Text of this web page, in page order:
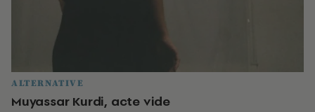
ALTERNATIVE
Muyassar Kurdi, acte vide